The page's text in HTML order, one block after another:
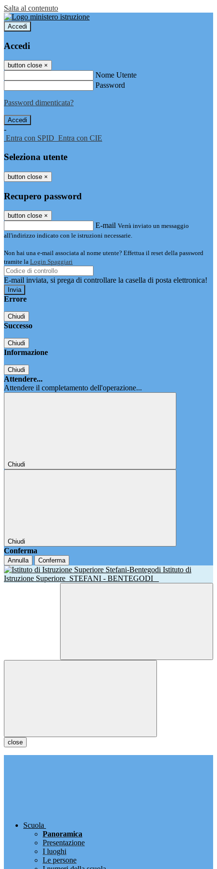
Salta al contenuto
Accedi
Accedi
button close ×
Nome Utente
Password
Password dimenticata?
-
Entra con SPID Entra con CIE
Seleziona utente
button close ×
Recupero password
button close ×
E-mail Verrà inviato un messaggio
all'indirizzo indicato con le istruzioni necessarie.
Non hai una e-mail associata al nome utente? Effettua il reset della password
tramite la Login Spaggiari
E-mail inviata, si prega di controllare la casella di posta elettronica!
Errore
Chiudi
Successo
Chiudi
Informazione
Chiudi
Attendere...
Attendere il completamento dell'operazione...
Chiudi
Chiudi
Conferma
Annulla Conferma
Istituto di
Istruzione Superiore STEFANI - BENTEGODI
close
Scuola
Panoramica
Presentazione
I luoghi
Le persone